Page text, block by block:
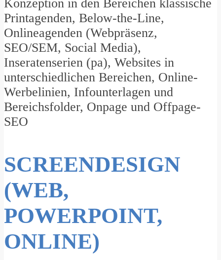
Konzeption in den Bereichen klassische
Printagenden, Below-the-Line,
Onlineagenden (Webpräsenz,
SEO/SEM, Social Media),
Inseratenserien (pa), Websites in
unterschiedlichen Bereichen, Online-
Werbelinien, Infounterlagen und
Bereichsfolder, Onpage und Offpage-
SEO
SCREENDESIGN
(WEB,
POWERPOINT,
ONLINE)